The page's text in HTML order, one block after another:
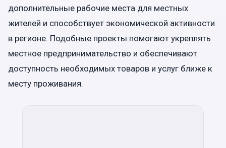
дополнительные рабочие места для местных
жителей и способствует экономической активности
в регионе. Подобные проекты помогают укреплять
местное предпринимательство и обеспечивают
доступность необходимых товаров и услуг ближе к
месту проживания.